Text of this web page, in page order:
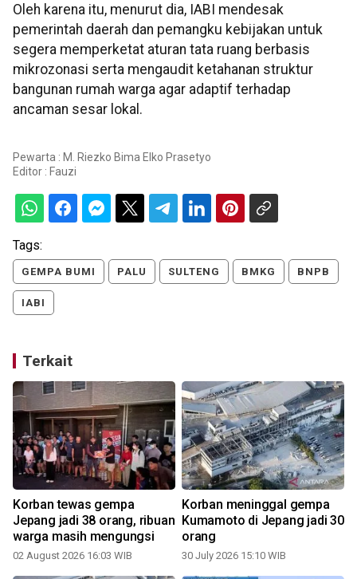
Oleh karena itu, menurut dia, IABI mendesak
pemerintah daerah dan pemangku kebijakan untuk
segera memperketat aturan tata ruang berbasis
mikrozonasi serta mengaudit ketahanan struktur
bangunan rumah warga agar adaptif terhadap
ancaman sesar lokal.
Pewarta : M. Riezko Bima Elko Prasetyo
Editor : Fauzi
Tags:
GEMPA BUMI PALU SULTENG BMKG BNPB
IABI
Terkait
Korban tewas gempa
Jepang jadi 38 orang, ribuan
warga masih mengungsi
02 August 2026 16:03 WIB
Korban meninggal gempa
Kumamoto di Jepang jadi 30
orang
30 July 2026 15:10 WIB